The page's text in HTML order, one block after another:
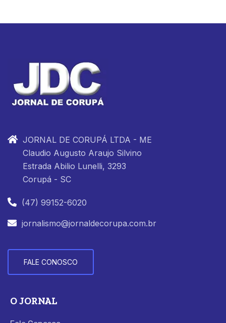
JORNAL DE CORUPÁ LTDA - ME
Claudio Augusto Araujo Silvino
Estrada Abilio Lunelli, 3293
Corupá - SC
(47) 99152-6020
jornalismo@jornaldecorupa.com.br
FALE CONOSCO
O JORNAL